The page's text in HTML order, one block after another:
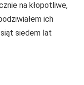
na kłopotliwe,
ich
siedem lat